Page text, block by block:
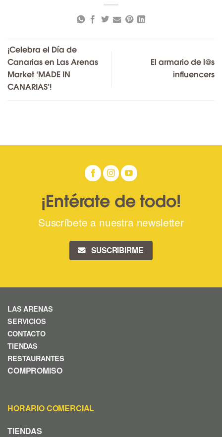
¡Celebra el Día de
Canarias en Las Arenas
Market ‘MADE IN
CANARIAS’!
El armario de l@s
influencers
¡Entérate de todo!
Suscríbete a nuestra newsletter
SUSCRIBIRME
LAS ARENAS
SERVICIOS
CONTACTO
TIENDAS
RESTAURANTES
COMPROMISO
HORARIO COMERCIAL
TIENDAS